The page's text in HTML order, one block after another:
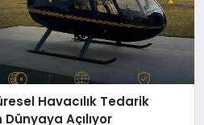
Havacılık Tedarik
Açılıyor